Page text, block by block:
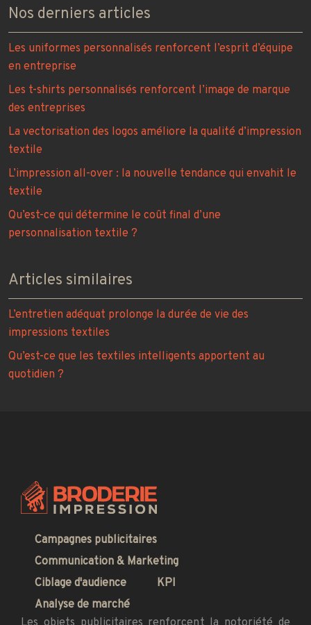
Nos derniers articles
Les uniformes personnalisés renforcent l’esprit d’équipe
en entreprise
Les t-shirts personnalisés renforcent l’image de marque
des entreprises
La vectorisation des logos améliore la qualité d’impression
textile
L’impression all-over : la nouvelle tendance qui envahit le
textile
Qu’est-ce qui détermine le coût final d’une
personnalisation textile ?
Articles similaires
L’entretien adéquat prolonge la durée de vie des
impressions textiles
Qu’est-ce que les textiles intelligents apportent au
quotidien ?
Campagnes publicitaires
Communication & Marketing
Ciblage d'audience
KPI
Analyse de marché